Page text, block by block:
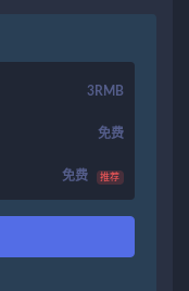
3RMB
免费
免费 推荐